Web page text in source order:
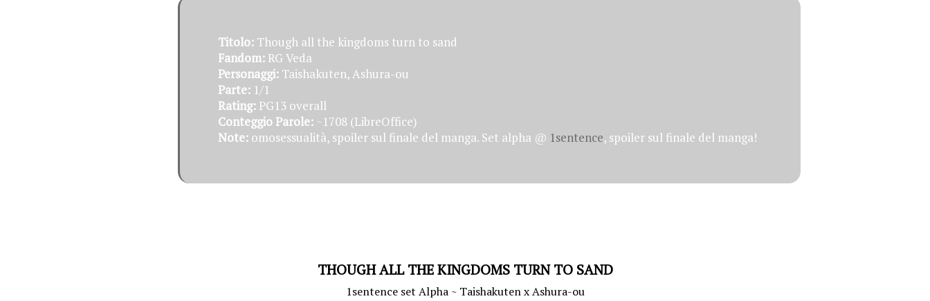
Titolo: Though all the kingdoms turn to sand
Fandom: RG Veda
Personaggi: Taishakuten, Ashura-ou
Parte: 1/1
Rating: PG13 overall
Conteggio Parole: ~1708 (LibreOffice)
Note: omosessualità, spoiler sul finale del manga. Set alpha @ 1sentence, spoiler sul finale del manga!
THOUGH ALL THE KINGDOMS TURN TO SAND
1sentence set Alpha ~ Taishakuten x Ashura-ou